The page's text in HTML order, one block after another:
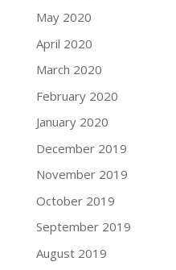
May 2020
April 2020
March 2020
February 2020
January 2020
December 2019
November 2019
October 2019
September 2019
August 2019